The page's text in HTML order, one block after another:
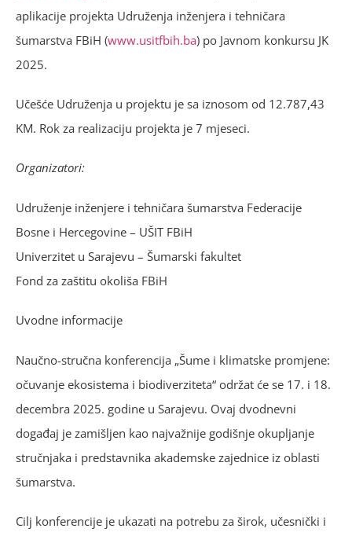
aplikacije projekta Udruženja inženjera i tehničara
šumarstva FBiH (www.usitfbih.ba) po Javnom konkursu JK
2025.
Učešće Udruženja u projektu je sa iznosom od 12.787,43
KM. Rok za realizaciju projekta je 7 mjeseci.
Organizatori:
Udruženje inženjere i tehničara šumarstva Federacije
Bosne i Hercegovine – UŠIT FBiH
Univerzitet u Sarajevu – Šumarski fakultet
Fond za zaštitu okoliša FBiH
Uvodne informacije
Naučno-stručna konferencija „Šume i klimatske promjene:
očuvanje ekosistema i biodiverziteta“ održat će se 17. i 18.
decembra 2025. godine u Sarajevu. Ovaj dvodnevni
događaj je zamišljen kao najvažnije godišnje okupljanje
stručnjaka i predstavnika akademske zajednice iz oblasti
šumarstva.
Cilj konferencije je ukazati na potrebu za širok, učesnički i